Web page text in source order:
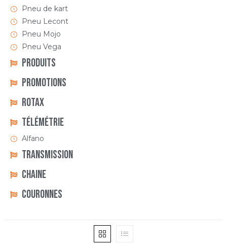
Pneu de kart
Pneu Lecont
Pneu Mojo
Pneu Vega
Produits
Promotions
Rotax
Télémétrie
Alfano
Transmission
Chaine
Couronnes